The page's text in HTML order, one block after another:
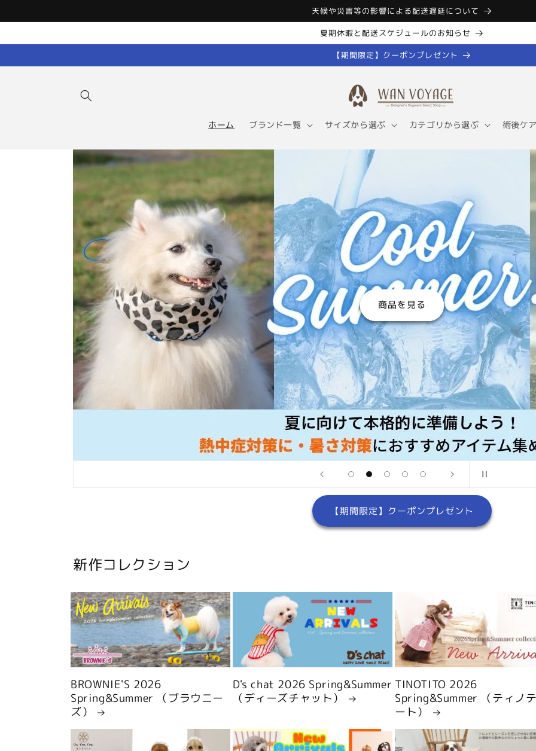
ツに進む
天候や災害等の影響による配送遅延について
夏期休暇と配送スケジュールのお知らせ
【期間限定】クーポンプレゼント
ホーム ブランド一覧 サイズから選ぶ カテゴリから選ぶ 術後ケ
商品を見る
【期間限定】クーポンプレゼント
新作コレクション
BROWNIE'S 2026
Spring&Summer （ブラウニー
ズ）
D's chat 2026 Spring&Summer
（ディーズチャット）
TINOTITO 2026
Spring&Summer （ティノ
ート）